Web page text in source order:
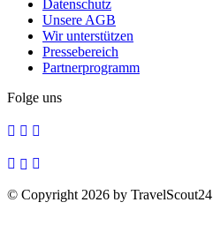
Datenschutz
Unsere AGB
Wir unterstützen
Pressebereich
Partnerprogramm
Folge uns
© Copyright 2026 by TravelScout24